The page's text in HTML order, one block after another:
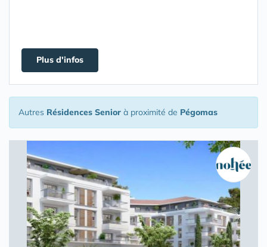
Plus d'infos
Autres Résidences Senior à proximité de Pégomas